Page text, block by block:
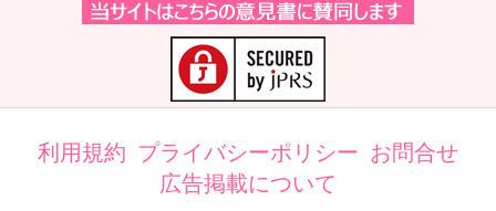
利用規約 プライバシーポリシー お問合せ
広告掲載について